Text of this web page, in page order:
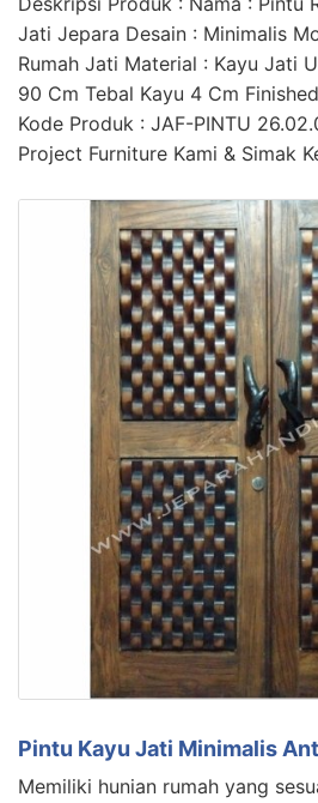
Jati Jepara Desain : Minimalis
Rumah Jati Material : Kayu Jati
90 Cm Tebal Kayu 4 Cm
Kode Produk : JAF-PINTU
Project Furniture Kami & Simak
Pintu Kayu Jati Minimalis
Memiliki hunian rumah yang